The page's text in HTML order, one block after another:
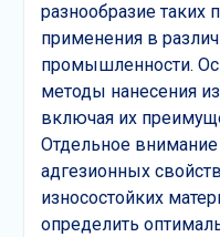
разнообразие таких
применения в
промышленности.
методы нанесения
включая их
Отдельное
адгезионных
износостойких
определить